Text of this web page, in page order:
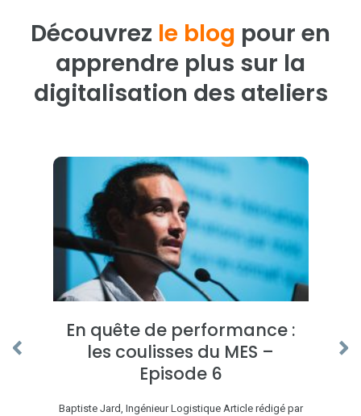
Découvrez le blog pour en
apprendre plus sur la
digitalisation des ateliers
En quête de performance :
les coulisses du MES –
Episode 6
Baptiste Jard, Ingénieur Logistique Article rédigé par